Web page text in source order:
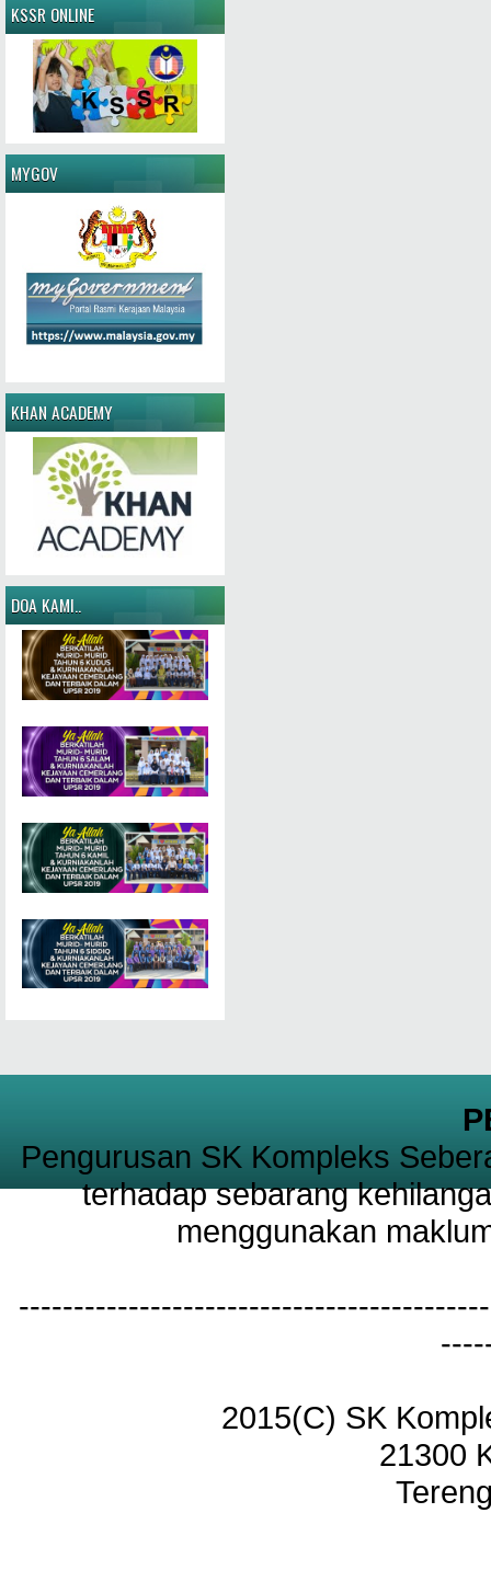
KSSR ONLINE
MYGOV
KHAN ACADEMY
DOA KAMI..
Pengurusan SK Kompleks
terhadap sebarang
menggunakan
2015(C) SK
21300